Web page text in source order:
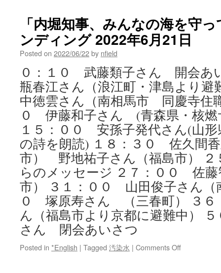
「内堀知事、みんなの海を守
ンディング 2022年6月21日
Posted on 2022/06/22by nfield
０：１０ 武藤類子さん 開会あ
瓶春江さん（浪江町・津島より
中徳雲さん（南相馬市 同慶寺住
０ 伊藤和子さん (青森県・核燃
１５：００ 安孫子発代さん(山形
の詩を朗読) １８：３０ 佐久間
市） 野地祐子さん（福島市）
らのメッセージ ２７：００ 佐藤
市） ３１：００ 山田俊子さん（
０ 塚原寿さん （三春町） ３
ん（福島市より京都に避難中）
さん 閉会あいさつ
Posted in *English | Tagged 汚染水 | Comments Offon